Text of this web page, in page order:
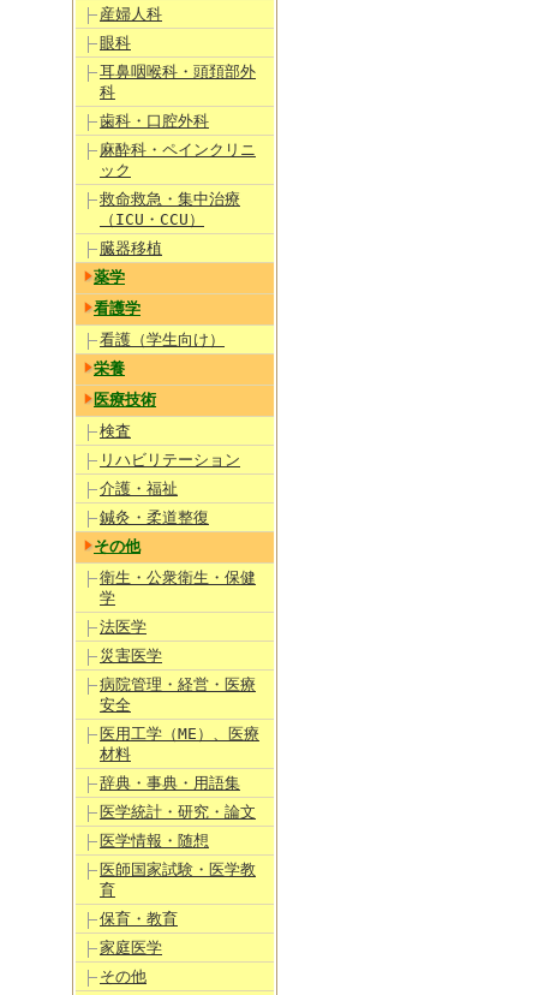
産婦人科
眼科
耳鼻咽喉科・頭頚部外
科
歯科・口腔外科
麻酔科・ペインクリニ
ック
救命救急・集中治療
（ICU・CCU）
臓器移植
薬学
看護学
看護（学生向け）
栄養
医療技術
検査
リハビリテーション
介護・福祉
鍼灸・柔道整復
その他
衛生・公衆衛生・保健
学
法医学
災害医学
病院管理・経営・医療
安全
医用工学（ME）、医療
材料
辞典・事典・用語集
医学統計・研究・論文
医学情報・随想
医師国家試験・医学教
育
保育・教育
家庭医学
その他